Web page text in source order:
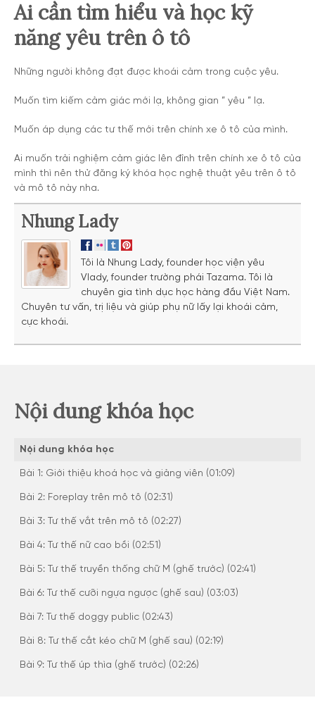
Ai cần tìm hiểu và học kỹ
năng yêu trên ô tô
Những người không đạt được khoái cảm trong cuộc yêu.
Muốn tìm kiếm cảm giác mới lạ, không gian ” yêu ” lạ.
Muốn áp dụng các tư thế mới trên chính xe ô tô của mình.
Ai muốn trải nghiệm cảm giác lên đỉnh trên chính xe ô tô của
mình thì nên thử đăng ký khóa học nghệ thuật yêu trên ô tô
và mô tô này nha.
Nhung Lady
Tôi là Nhung Lady, founder học viện yêu
Vlady, founder trường phái Tazama. Tôi là
chuyên gia tình dục học hàng đầu Việt Nam.
Chuyên tư vấn, trị liệu và giúp phụ nữ lấy lại khoái cảm,
cực khoái.
Nội dung khóa học
Nội dung khóa học
Bài 1: Giới thiệu khoá học và giảng viên (01:09)
Bài 2: Foreplay trên mô tô (02:31)
Bài 3: Tư thế vắt trên mô tô (02:27)
Bài 4: Tư thế nữ cao bồi (02:51)
Bài 5: Tư thế truyền thống chữ M (ghế trước) (02:41)
Bài 6: Tư thế cưỡi ngựa ngược (ghế sau) (03:03)
Bài 7: Tư thế doggy public (02:43)
Bài 8: Tư thế cắt kéo chữ M (ghế sau) (02:19)
Bài 9: Tư thế úp thìa (ghế trước) (02:26)